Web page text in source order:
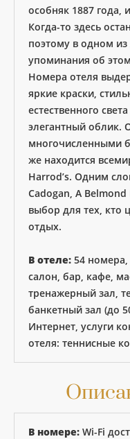
особняк 1887
Когда-то здесь
поэтому в одном
упоминания об
Номера отеля
яркие краски,
естественного
элегантный облик.
многочисленными
же находится
Harrod’s. Одним
Cadogan, A
выбор для тех, кто
отдых.
В отеле: 54 номера,
салон, бар, кафе,
тренажерный зал,
банкетный зал (до
Интернет, услуги
отеля: теннисные
В номере: Wi-Fi